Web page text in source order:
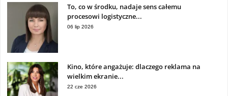
To, co w środku, nadaje sens całemu
procesowi logistyczne...
06 lip 2026
Kino, które angażuje: dlaczego reklama na
wielkim ekranie...
22 cze 2026